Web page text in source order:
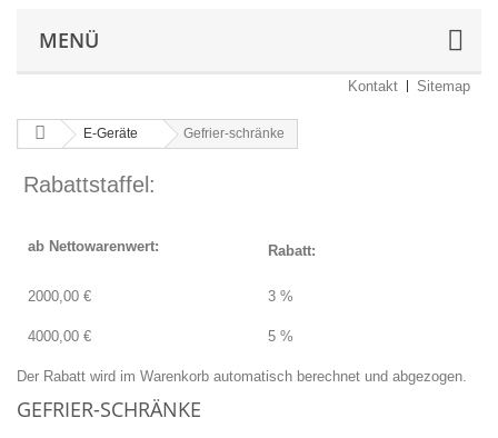
MENÜ
Kontakt Sitemap
E-Geräte Gefrier-schränke
Rabattstaffel:
ab Nettowarenwert: Rabatt:
2000,00 € 3 %
4000,00 € 5 %
Der Rabatt wird im Warenkorb automatisch berechnet und abgezogen.
GEFRIER-SCHRÄNKE